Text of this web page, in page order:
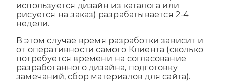
Сайт с индивидуальным дизайном (если
используется дизайн из каталога или
рисуется на заказ) разрабатывается 2-4
В этом случае время разработки зависит и
от оперативности самого Клиента (сколько
потребуется времени на согласование
разработанного дизайна, подготовку